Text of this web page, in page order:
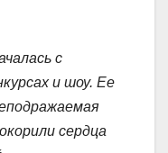
с
и шоу. Ее
сердца